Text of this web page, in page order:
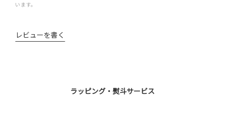
います。
レビューを書く
ラッピング・熨斗サービス